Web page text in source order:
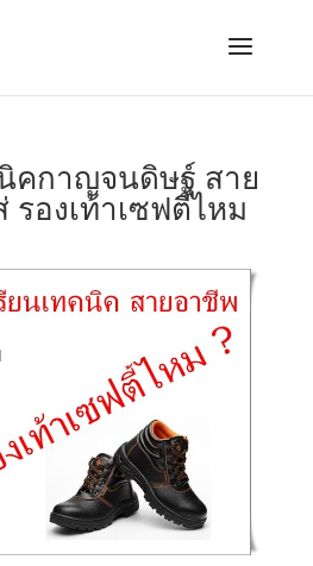
คกาญจนดิษฐ์ สาย
รองเท้าเซฟตี้ไหม